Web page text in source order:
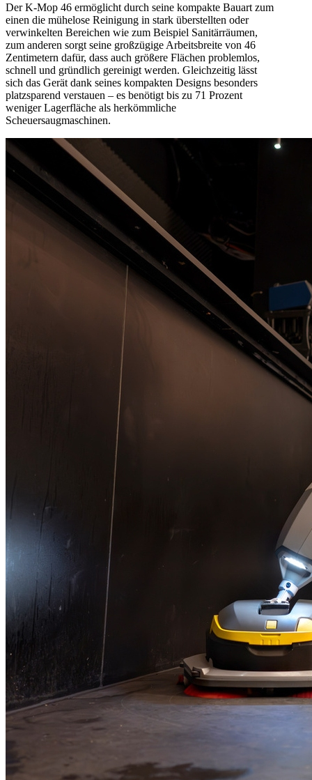
Der K-Mop 46 ermöglicht durch seine kompakte Bauart zum
einen die mühelose Reinigung in stark überstellten oder
verwinkelten Bereichen wie zum Beispiel Sanitärräumen,
zum anderen sorgt seine großzügige Arbeitsbreite von 46
Zentimetern dafür, dass auch größere Flächen problemlos,
schnell und gründlich gereinigt werden. Gleichzeitig lässt
sich das Gerät dank seines kompakten Designs besonders
platzsparend verstauen – es benötigt bis zu 71 Prozent
weniger Lagerfläche als herkömmliche
Scheuersaugmaschinen.